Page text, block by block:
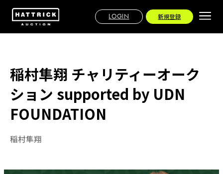
LOGIN 新規登録
稲村隼翔 チャリティーオーク
ション supported by UDN
FOUNDATION
稲村隼翔